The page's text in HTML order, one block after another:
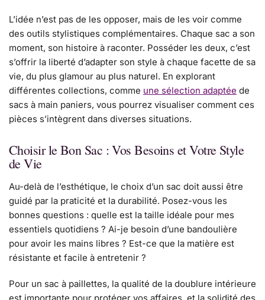
L’idée n’est pas de les opposer, mais de les voir comme
des outils stylistiques complémentaires. Chaque sac a son
moment, son histoire à raconter. Posséder les deux, c’est
s’offrir la liberté d’adapter son style à chaque facette de sa
vie, du plus glamour au plus naturel. En explorant
différentes collections, comme une sélection adaptée de
sacs à main paniers, vous pourrez visualiser comment ces
pièces s’intègrent dans diverses situations.
Choisir le Bon Sac : Vos Besoins et Votre Style
de Vie
Au-delà de l’esthétique, le choix d’un sac doit aussi être
guidé par la praticité et la durabilité. Posez-vous les
bonnes questions : quelle est la taille idéale pour mes
essentiels quotidiens ? Ai-je besoin d’une bandoulière
pour avoir les mains libres ? Est-ce que la matière est
résistante et facile à entretenir ?
Pour un sac à paillettes, la qualité de la doublure intérieure
est importante pour protéger vos affaires, et la solidité des